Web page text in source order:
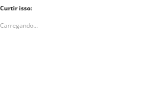
Curtir isso:
Carregando...